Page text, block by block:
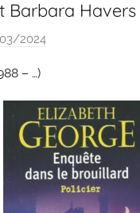
Barbara Havers
2024
C
l
a
d
e
– …)